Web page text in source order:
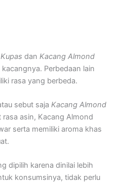
dan Kacang Almond
Perbedaan lain
rasa yang berbeda.
sebut saja Kacang Almond
asin, Kacang Almond
serta memiliki aroma khas
dipilih karena dinilai lebih
konsumsinya, tidak perlu